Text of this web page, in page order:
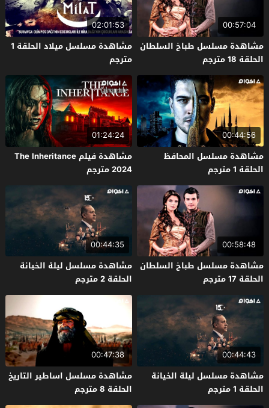
00:57:04
مشاهدة مسلسل طباخ السلطان
الحلقة 18 مترجم
02:01:53
مشاهدة مسلسل ميلاد الحلقة 1
مترجم
00:44:56
مشاهدة مسلسل المحافظ
الحلقة 1 مترجم
01:24:24
مشاهدة فيلم The Inheritance
2024 مترجم
00:58:48
مشاهدة مسلسل طباخ السلطان
الحلقة 17 مترجم
00:44:35
مشاهدة مسلسل ليلة الخيانة
الحلقة 2 مترجم
00:44:43
مشاهدة مسلسل ليلة الخيانة
الحلقة 1 مترجم
00:47:38
مشاهدة مسلسل اساطير التاريخ
الحلقة 8 مترجم